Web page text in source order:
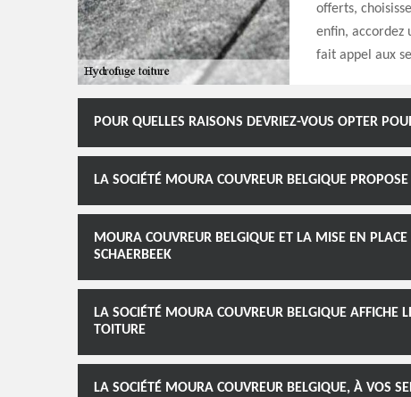
offerts,
enfin, accordez
fait appel aux
POUR QUELLES RAISONS DEVRIEZ-VOUS OPTER
LA SOCIÉTÉ MOURA COUVREUR BELGIQUE
MOURA COUVREUR BELGIQUE ET LA MISE EN
SCHAERBEEK
LA SOCIÉTÉ MOURA COUVREUR BELGIQUE AFFICHE
TOITURE
LA SOCIÉTÉ MOURA COUVREUR BELGIQUE, À VOS